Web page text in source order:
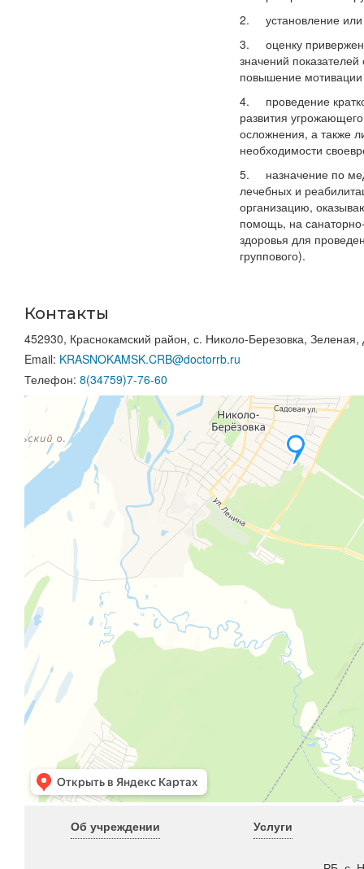
2. установление или
3. оценку
значений
повышение
4. проведение
развития
осложнения, а также
необходимости
5. назначение по
лечебных и
организацию,
помощь, на
здоровья для
группового).
Контакты
452930, Краснокамский район, с. Николо-Березовка, Зеленая,
Email: KRASNOKAMSK.CRB@doctorrb.ru
Телефон: 8(34759)7-76-60
Об учреждении Услуги